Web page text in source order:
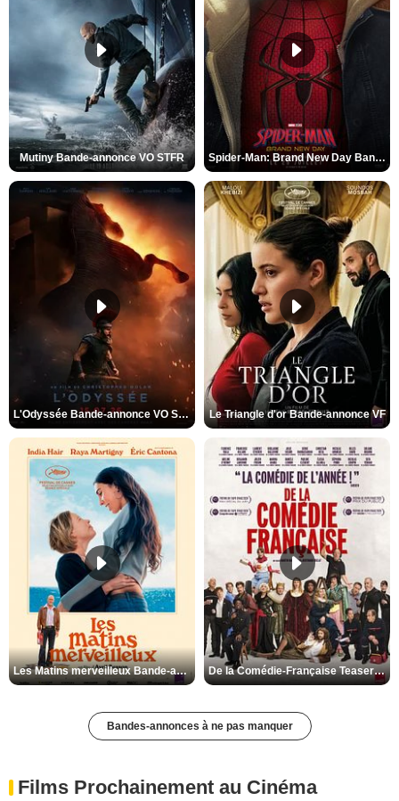
Mutiny Bande-annonce VO STFR Spider-Man: Brand New Day Bande-annonce VO STFR
L'Odyssée Bande-annonce VO STFR Le Triangle d'or Bande-annonce VF
Les Matins merveilleux Bande-annonce VF De la Comédie-Française Teaser VF
Bandes-annonces à ne pas manquer
Films Prochainement au Cinéma